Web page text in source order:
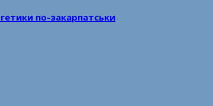
по-закарпатськи